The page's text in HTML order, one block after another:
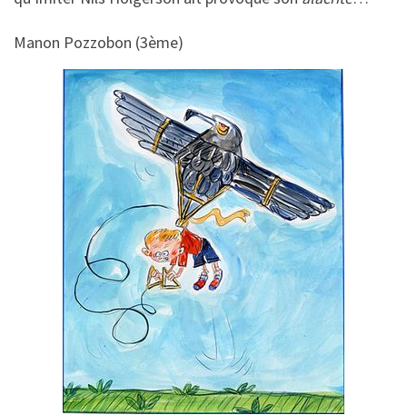
Manon Pozzobon (3ème)